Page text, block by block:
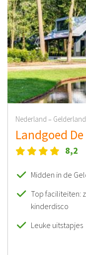
Nederland – Gelderland
Landgoed
8,2
Midden in de
Top faciliteiten:
kinderdisco
Leuke uitstapjes